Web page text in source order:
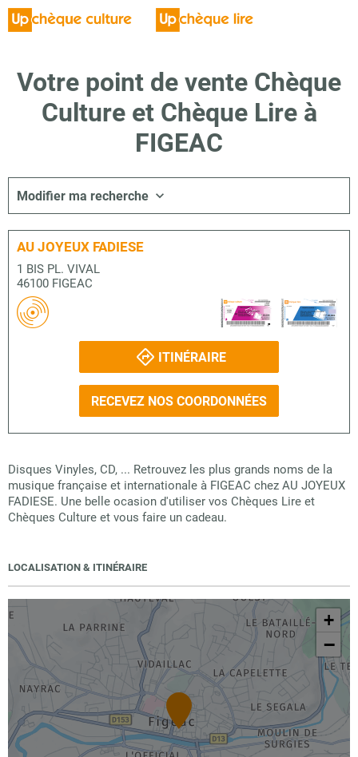
Votre point de vente Chèque
Culture et Chèque Lire à
FIGEAC
Modifier ma recherche
AU JOYEUX FADIESE
1 BIS PL. VIVAL
46100 FIGEAC
ITINÉRAIRE
RECEVEZ NOS COORDONNÉES
Disques Vinyles, CD, ... Retrouvez les plus grands noms de la
musique française et internationale à FIGEAC chez AU JOYEUX
FADIESE. Une belle ocasion d'utiliser vos Chèques Lire et
Chèques Culture et vous faire un cadeau.
LOCALISATION & ITINÉRAIRE
+
−